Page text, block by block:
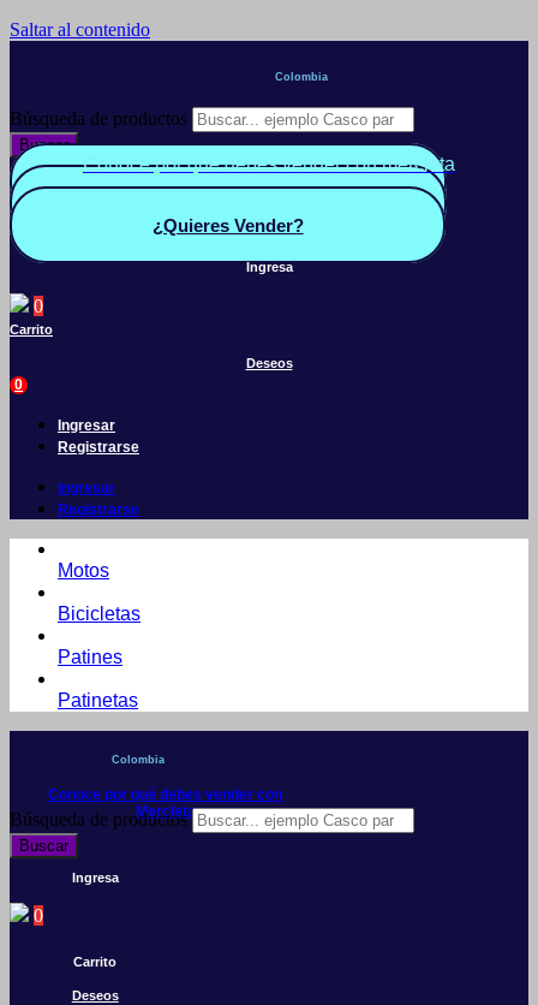
Saltar al contenido
Colombia
Búsqueda de productos
Buscar
Conoce por qué debes vender con mercleta
Quiero Vender
¿Quieres Vender?
Ingresa
0
Carrito
Deseos
0
Ingresar
Registrarse
Ingresar
Registrarse
Motos
Bicicletas
Patines
Patinetas
Colombia
Conoce por qué debes vender con
Mercleta
Búsqueda de productos
Buscar
Ingresa
0
Carrito
Deseos